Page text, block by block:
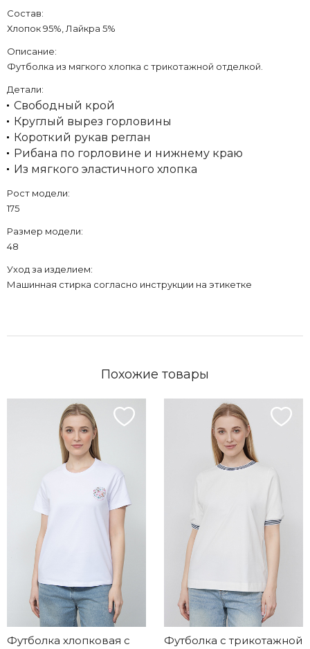
Состав:
Хлопок 95%, Лайкра 5%
Описание:
Футболка из мягкого хлопка с трикотажной отделкой.
Детали:
Свободный крой
Круглый вырез горловины
Короткий рукав реглан
Рибана по горловине и нижнему краю
Из мягкого эластичного хлопка
Рост модели:
175
Размер модели:
48
Уход за изделием:
Машинная стирка согласно инструкции на этикетке
Похожие товары
Футболка хлопковая с
Футболка с трикотажной